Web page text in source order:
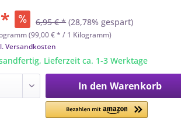
6,95 € * (28,78% gespart)
(99,00 € * / 1 Kilogramm)
Versandkosten
Lieferzeit ca. 1-3 Werktage
In den Warenkorb